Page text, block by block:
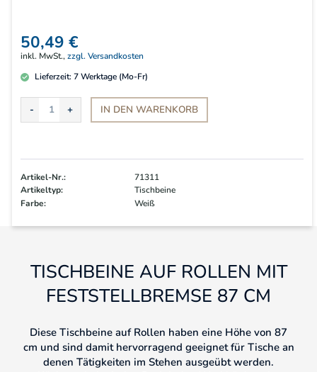
50,49 €
inkl. MwSt.,zzgl. Versandkosten
Lieferzeit: 7Werktage (Mo-Fr)
IN DEN WARENKORB
Artikel-Nr.:
71311
Artikeltyp:
Tischbeine
Farbe:
Weiß
TISCHBEINE AUF ROLLEN MIT
FESTSTELLBREMSE 87 CM
Diese Tischbeine auf Rollen haben eine Höhe von 87
cm und sind damit hervorragend geeignet für Tische an
denen Tätigkeiten im Stehen ausgeübt werden.